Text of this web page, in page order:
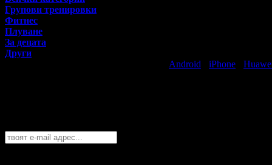
Групови тренировки
Фитнес
Плуване
За децата
Други
Android iPhone